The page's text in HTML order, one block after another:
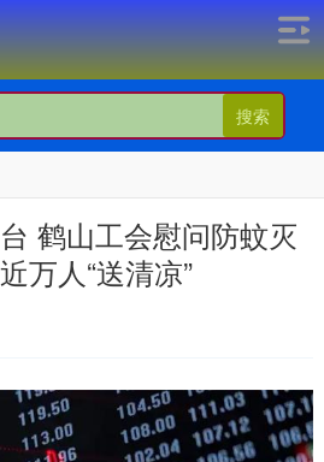
搜索
鹤山工会慰问防蚊灭
万人“送清凉”